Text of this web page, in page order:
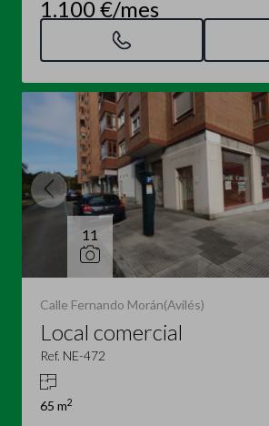
1.100 €/mes
11
Calle Fernando Morán(Avilés)
Local comercial
Ref. NE-472
65 m2